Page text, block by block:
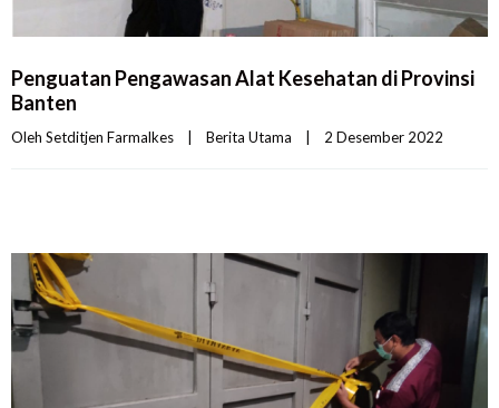
Penguatan Pengawasan Alat Kesehatan di Provinsi
Banten
Oleh Setditjen Farmalkes Berita Utama 2 Desember 2022